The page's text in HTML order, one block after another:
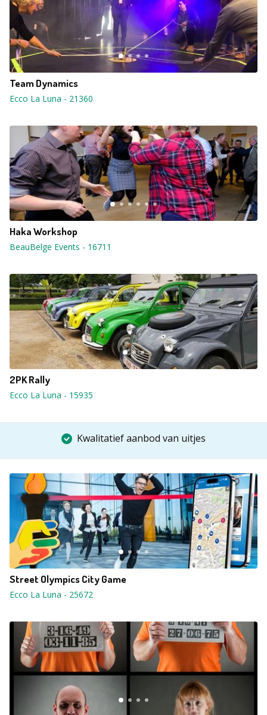
Team Dynamics
Ecco La Luna - 21360
Haka Workshop
BeauBelge Events - 16711
2PK Rally
Ecco La Luna - 15935
Kwalitatief aanbod van uitjes
Street Olympics City Game
Ecco La Luna - 25672